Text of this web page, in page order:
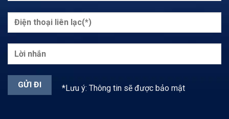
*Lưu ý: Thông tin sẽ được bảo mật